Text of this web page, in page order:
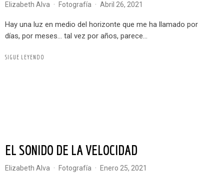
Elizabeth Alva · Fotografía · abril 26, 2021
Hay una luz en medio del horizonte que me ha llamado por
días, por meses… tal vez por años, parece...
SIGUE LEYENDO
EL SONIDO DE LA VELOCIDAD
Elizabeth Alva · Fotografía · enero 25, 2021